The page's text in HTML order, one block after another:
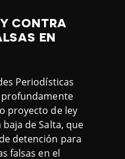
CONTRA
EN
Periodísticas
profundamente
proyecto de ley
de Salta, que
detención para
falsas en el